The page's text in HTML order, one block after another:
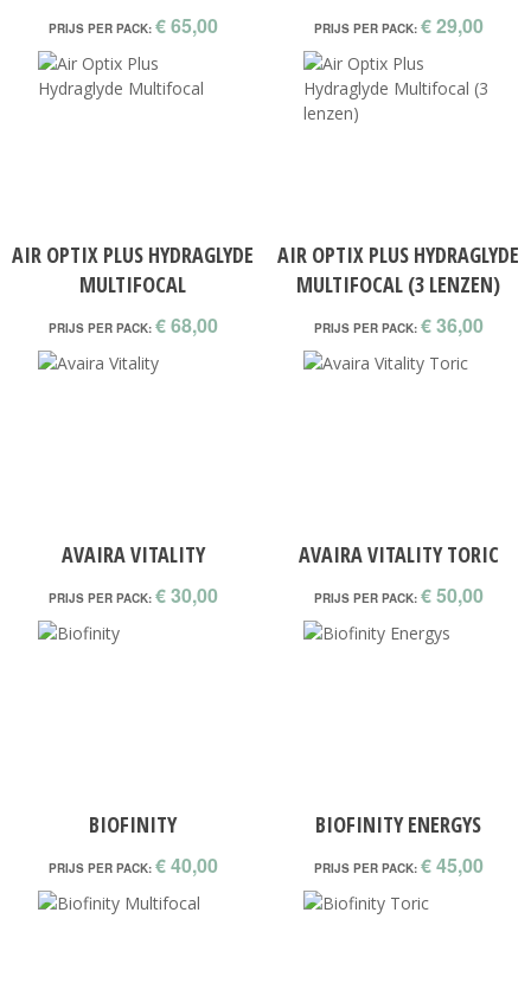
PRIJS PER PACK: € 65,00 PRIJS PER PACK: € 29,00
AIR OPTIX PLUS HYDRAGLYDE
MULTIFOCAL
PRIJS PER PACK: € 68,00
AIR OPTIX PLUS HYDRAGLYDE
MULTIFOCAL (3 LENZEN)
PRIJS PER PACK: € 36,00
AVAIRA VITALITY
PRIJS PER PACK: € 30,00
AVAIRA VITALITY TORIC
PRIJS PER PACK: € 50,00
BIOFINITY
PRIJS PER PACK: € 40,00
BIOFINITY ENERGYS
PRIJS PER PACK: € 45,00